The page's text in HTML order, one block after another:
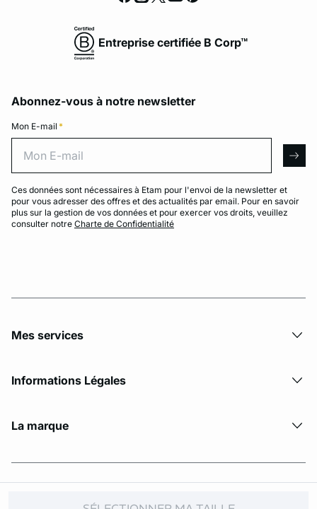
Entreprise certifiée B Corp™
Abonnez-vous à notre newsletter
Mon E-mail *
Ces données sont nécessaires à Etam pour l'envoi de la newsletter et
pour vous adresser des offres et des actualités par email. Pour en savoir
plus sur la gestion de vos données et pour exercer vos droits, veuillez
consulter notre Charte de Confidentialité
Mes services
Informations Légales
La marque